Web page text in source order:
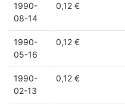
1990-
08-14
0,12 €
1990-
05-16
0,12 €
1990-
02-13
0,12 €